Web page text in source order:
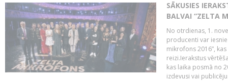
SĀKUSIES
BALVAI “ZELTA
No otrdienas, 1.
producenti var
mikrofons 2016”,
reizi.Ierakstus
kas laika posmā no
izdevusi vai